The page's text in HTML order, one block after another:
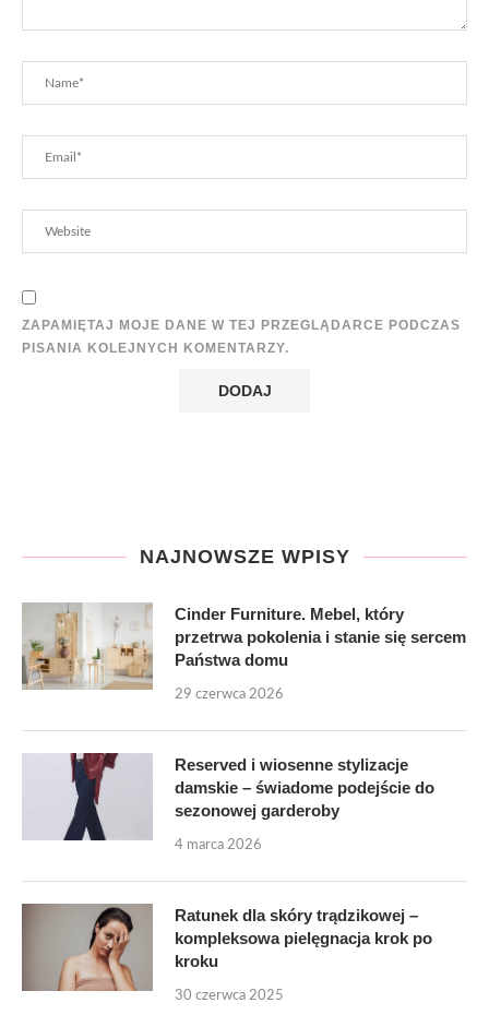
ZAPAMIĘTAJ MOJE DANE W TEJ PRZEGLĄDARCE PODCZAS
PISANIA KOLEJNYCH KOMENTARZY.
NAJNOWSZE WPISY
Cinder Furniture. Mebel, który
przetrwa pokolenia i stanie się sercem
Państwa domu
29 czerwca 2026
Reserved i wiosenne stylizacje
damskie – świadome podejście do
sezonowej garderoby
4 marca 2026
Ratunek dla skóry trądzikowej –
kompleksowa pielęgnacja krok po
kroku
30 czerwca 2025